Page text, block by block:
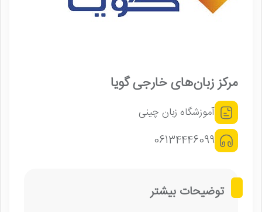
مرکز زبان‌های خارجی گویا
آموزشگاه زبان چینی
06134446099
توضیحات بیشتر